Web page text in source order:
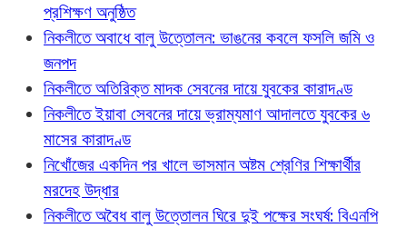
প্রশিক্ষণ অনুষ্ঠিত
নিকলীতে অবাধে বালু উত্তোলন: ভাঙনের কবলে ফসলি জমি ও
জনপদ
নিকলীতে অতিরিক্ত মাদক সেবনের দায়ে যুবকের কারাদণ্ড
নিকলীতে ইয়াবা সেবনের দায়ে ভ্রাম্যমাণ আদালতে যুবকের ৬
মাসের কারাদণ্ড
নিখোঁজের একদিন পর খালে ভাসমান অষ্টম শ্রেণির শিক্ষার্থীর
মরদেহ উদ্ধার
নিকলীতে অবৈধ বালু উত্তোলন ঘিরে দুই পক্ষের সংঘর্ষ: বিএনপি